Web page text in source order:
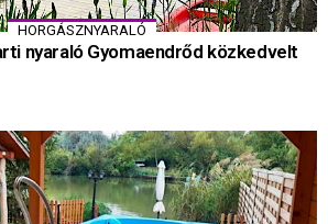
HORGÁSZNYARALÓ
nyaraló Gyomaendrőd közkedvelt